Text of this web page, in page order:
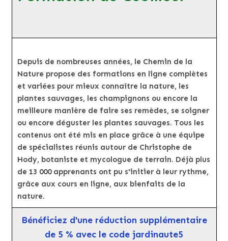
Depuis de nombreuses années, le Chemin de la
Nature propose des formations en ligne complètes
et variées pour mieux connaître la nature, les
plantes sauvages, les champignons ou encore la
meilleure manière de faire ses remèdes, se soigner
ou encore déguster les plantes sauvages. Tous les
contenus ont été mis en place grâce à une équipe
de spécialistes réunis autour de Christophe de
Hody, botaniste et mycologue de terrain. Déjà plus
de 13 000 apprenants ont pu s'initier à leur rythme,
grâce aux cours en ligne, aux bienfaits de la
nature.
Bénéficiez d'une réduction supplémentaire
de 5 % avec le code jardinaute5